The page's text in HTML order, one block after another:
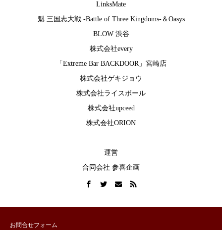
LinksMate
魁 三国志大戦 -Battle of Three Kingdoms-＆Oasys
BLOW 渋谷
株式会社every
「Extreme Bar BACKDOOR」宮崎店
株式会社ゲキジョウ
株式会社ライスボール
株式会社upceed
株式会社ORION
運営
合同会社 参喜企画
お問合せフォーム